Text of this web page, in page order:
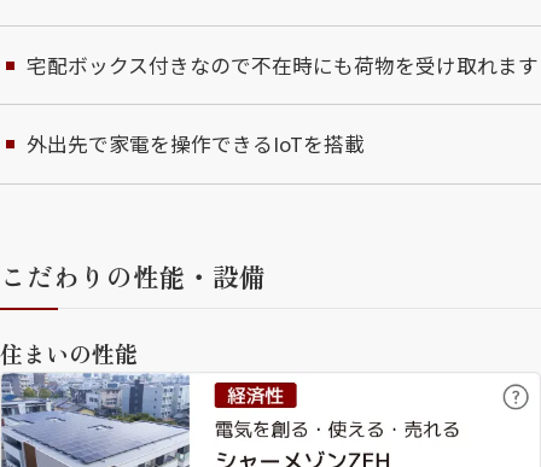
宅配ボックス付きなので不在時にも荷物を受け取れます
外出先で家電を操作できるIoTを搭載
こだわりの性能・設備
住まいの性能